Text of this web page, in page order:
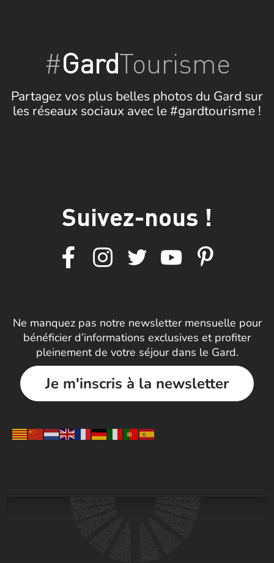
#GardTourisme
Partagez vos plus belles photos du Gard sur
les réseaux sociaux avec le #gardtourisme !
Suivez-nous !
Ne manquez pas notre newsletter mensuelle pour
bénéficier d’informations exclusives et profiter
pleinement de votre séjour dans le Gard.
Je m'inscris à la newsletter